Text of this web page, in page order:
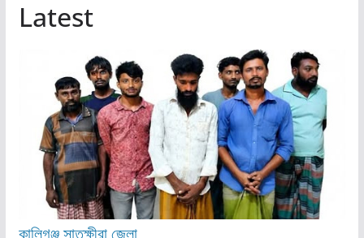
Latest
কালিগঞ্জসাতক্ষীরা জেলা